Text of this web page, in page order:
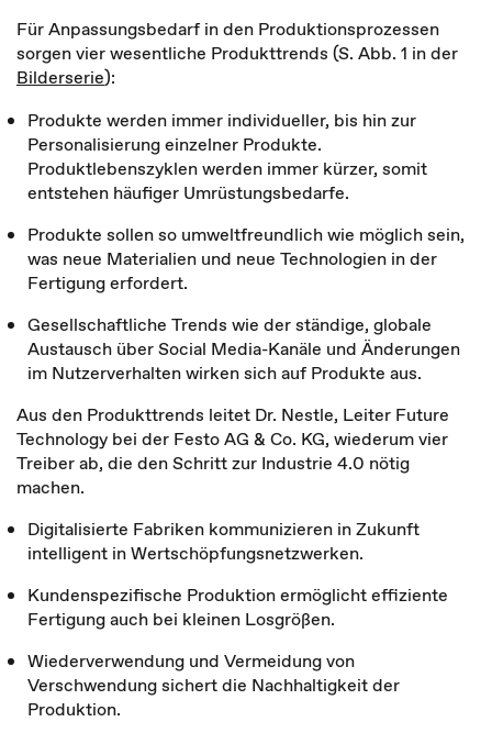
Für Anpassungsbedarf in den Produktionsprozessen
sorgen vier wesentliche Produkttrends (S. Abb. 1 in der
Bilderserie):
Produkte werden immer individueller, bis hin zur
Personalisierung einzelner Produkte.
Produktlebenszyklen werden immer kürzer, somit
entstehen häufiger Umrüstungsbedarfe.
Produkte sollen so umweltfreundlich wie möglich sein,
was neue Materialien und neue Technologien in der
Fertigung erfordert.
Gesellschaftliche Trends wie der ständige, globale
Austausch über Social Media-Kanäle und Änderungen
im Nutzerverhalten wirken sich auf Produkte aus.
Aus den Produkttrends leitet Dr. Nestle, Leiter Future
Technology bei der Festo AG & Co. KG, wiederum vier
Treiber ab, die den Schritt zur Industrie 4.0 nötig
machen.
Digitalisierte Fabriken kommunizieren in Zukunft
intelligent in Wertschöpfungsnetzwerken.
Kundenspezifische Produktion ermöglicht effiziente
Fertigung auch bei kleinen Losgrößen.
Wiederverwendung und Vermeidung von
Verschwendung sichert die Nachhaltigkeit der
Produktion.